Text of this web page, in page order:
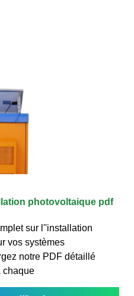
photovoltaique pdf
sur l''installation
vos systèmes
notre PDF détaillé
chaque